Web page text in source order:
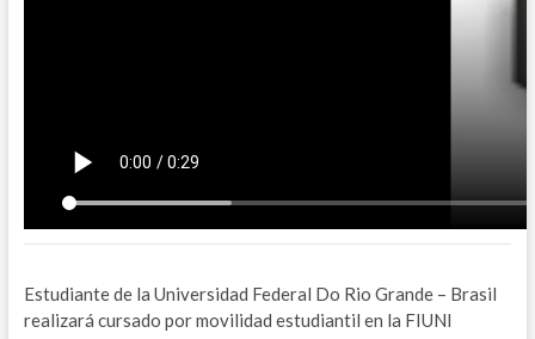
Estudiante de la Universidad Federal Do Rio Grande – Brasil
realizará cursado por movilidad estudiantil en la FIUNI